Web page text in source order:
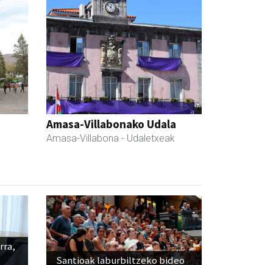
Amasa-Villabonako Udala
Amasa-Villabona - Udaletxeak
Santioak laburbiltzeko bideo